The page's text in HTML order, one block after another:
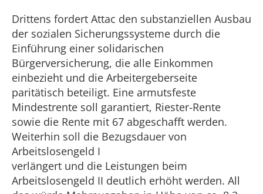
Drittens fordert Attac den substanziellen Ausbau
der sozialen Sicherungssysteme durch die
Einführung einer solidarischen
Bürgerversicherung, die alle Einkommen
einbezieht und die Arbeitergeberseite
paritätisch beteiligt. Eine armutsfeste
Mindestrente soll garantiert, Riester-Rente
sowie die Rente mit 67 abgeschafft werden.
Weiterhin soll die Bezugsdauer von
Arbeitslosengeld I
verlängert und die Leistungen beim
Arbeitslosengeld II deutlich erhöht werden. All